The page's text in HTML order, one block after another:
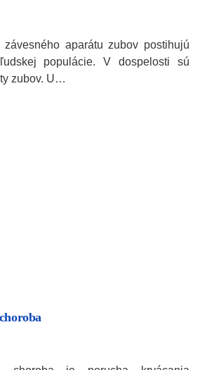
aparátu zubov postihujú
populácie. V dospelosti sú
zubov. U…